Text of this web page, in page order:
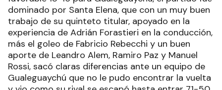
dominado por Santa Elena, que con un muy buen
trabajo de su quinteto titular, apoyado en la
experiencia de Adrián Forastieri en la conducción,
más el goleo de Fabricio Rebecchi y un buen
aporte de Leandro Alem, Ramiro Paz y Manuel
Rossi, sacó claras diferencias ante un equipo de
Gualeguaychú que no le pudo encontrar la vuelta